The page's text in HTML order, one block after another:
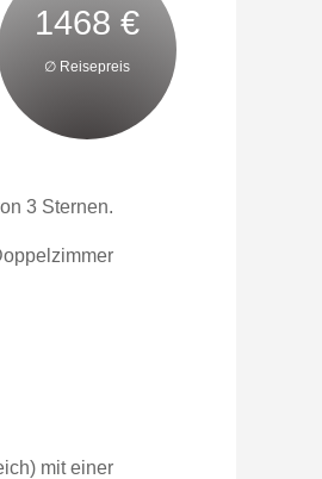
1468 €
∅ Reisepreis
3 Sternen.
mit einer